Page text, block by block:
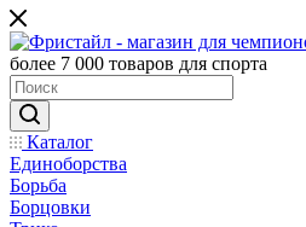
более 7 000 товаров для спорта
Каталог
Единоборства
Борьба
Борцовки